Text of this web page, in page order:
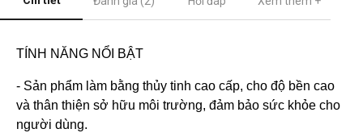
TÍNH NĂNG NỔI BẬT
- Sản phẩm làm bằng thủy tinh cao cấp, cho độ bền cao
và thân thiện sở hữu môi trường, đảm bảo sức khỏe cho
người dùng.